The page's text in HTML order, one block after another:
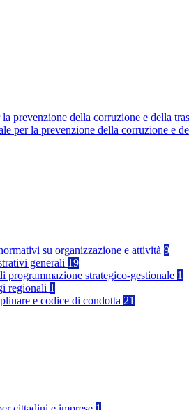
prevenzione della corruzione e della
per la prevenzione della corruzione e
su organizzazione e attività 9
generali 19
programmazione strategico-gestionale 1
regionali 1
e codice di condotta 21